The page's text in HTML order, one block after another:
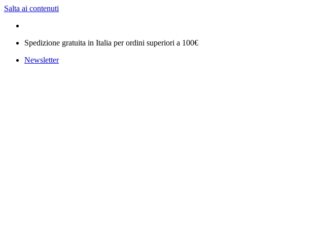
Salta ai contenuti
Spedizione gratuita in Italia per ordini superiori a 100€
Newsletter